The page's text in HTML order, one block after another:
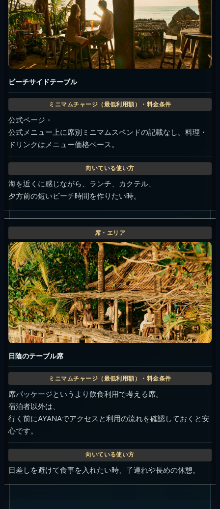
ビーチサイドテーブル
公式ページ・
公式メニュー上に席別ミニマムスペンドの記載なし。料理・
ドリンクはメニュー価格ベース。
海を近くに感じながら、ランチ、カクテル、
夕方前の短いビーチ時間を作りたい時。
日陰のテーブル席
席パッケージというより飲食利用で考える席。
宿泊者以外は、
行く前にAYANAでアクセスと利用の流れを確認しておくと安
心です。
日差しを避けて食事を入れたい時、子連れや長めの休憩。